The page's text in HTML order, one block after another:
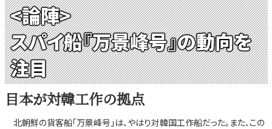
<論陣>
スパイ船『万景峰号』の動向を
注目
目本が対韓工作の拠点
北朝鮮の貨客船「万景峰号」は、やはり対韓国工作船だった。また、この